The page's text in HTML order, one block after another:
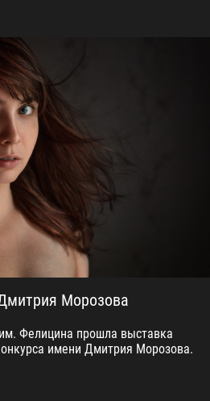
Морозова
Фелицина прошла выставка
имени Дмитрия Морозова.